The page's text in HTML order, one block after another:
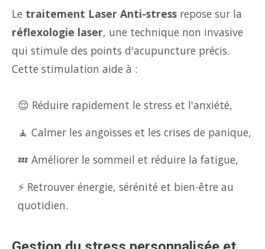
Le traitement Laser Anti-stress repose sur la
réflexologie laser, une technique non invasive
qui stimule des points d'acupuncture précis.
Cette stimulation aide à :
😌 Réduire rapidement le stress et l'anxiété,
🧘 Calmer les angoisses et les crises de panique,
💤 Améliorer le sommeil et réduire la fatigue,
⚡ Retrouver énergie, sérénité et bien-être au
quotidien.